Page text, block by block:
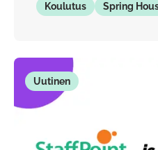
Koulutus Spring
Uutinen